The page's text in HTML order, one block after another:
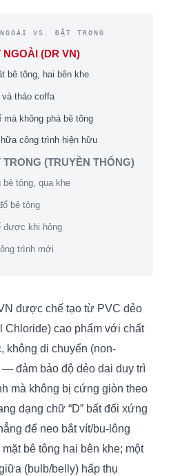
VS. ĐẶT TRONG
(DR VN)
bê tông, hai bên khe
và tháo coffa
mà không phá bê tông
công trình hiện hữu
(TRUYỀN THỐNG)
bê tông, qua khe
bê tông
được khi hỏng
trình mới
được chế tạo từ PVC dẻo
Chloride) cao phẩm với chất
không di chuyển (non-
đảm bảo độ dẻo dai duy trì
mà không bị cứng giòn theo
dạng chữ “D” bất đối xứng
để neo bắt vít/bu-lông
bê tông hai bên khe; một
(bulb/belly) hấp thụ